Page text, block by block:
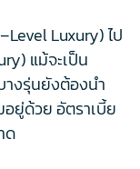
Luxury) ไป
แม้จะเป็น
างรุ่นยังต้องนำ
ยู่ด้วย อัตราเบี้ย
ด